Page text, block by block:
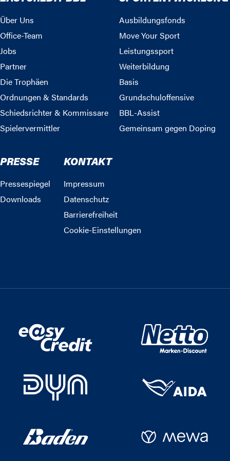
Über Uns
Office-Team
Jobs
Partner
Die Trophäen
Ordnungen & Standards
Schiedsrichter & Kommissare
Spielervermittler
Ausbildungsfonds
Move Your Sport
Leistungssport
Weiterbildung
Basis
Grundschuloffensive
BBL-Assist
Gemeinsam gegen Doping
PRESSE
Pressespiegel
Downloads
KONTAKT
Impressum
Datenschutz
Barrierefreiheit
Cookie-Einstellungen